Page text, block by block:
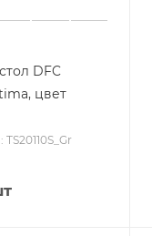
DFC
цвет
TS20110S_Gr